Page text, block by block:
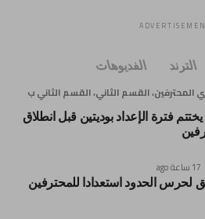
الترند الفديوهات
المحترفين، القسم الثاني، القسم الثاني ب
يختتم فترة الإعداد بوديتين قبل انطلاق
17 ساعة ago
الحدود استعدادا للمحترفين